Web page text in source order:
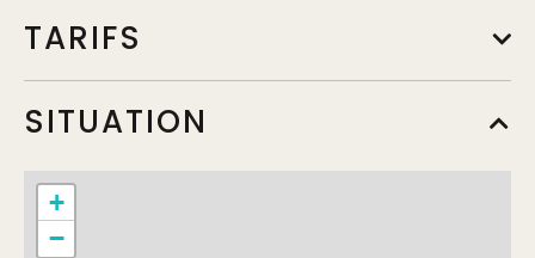
TARIFS
SITUATION
+
−